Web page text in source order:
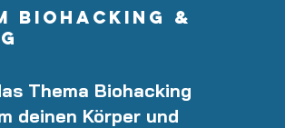
Biohacking &
Thema Biohacking
deinen Körper und